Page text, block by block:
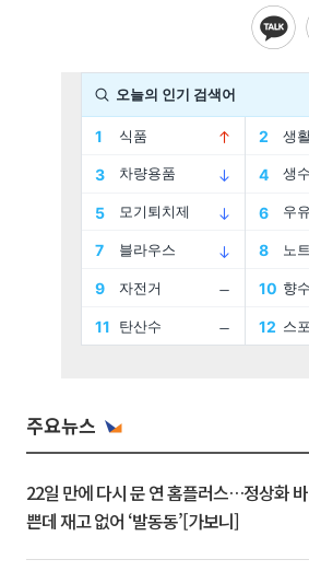
주요뉴스
22일 만에 다시 문 연 홈플러스…정상화 바
쁜데 재고 없어 ‘발동동’[가보니]